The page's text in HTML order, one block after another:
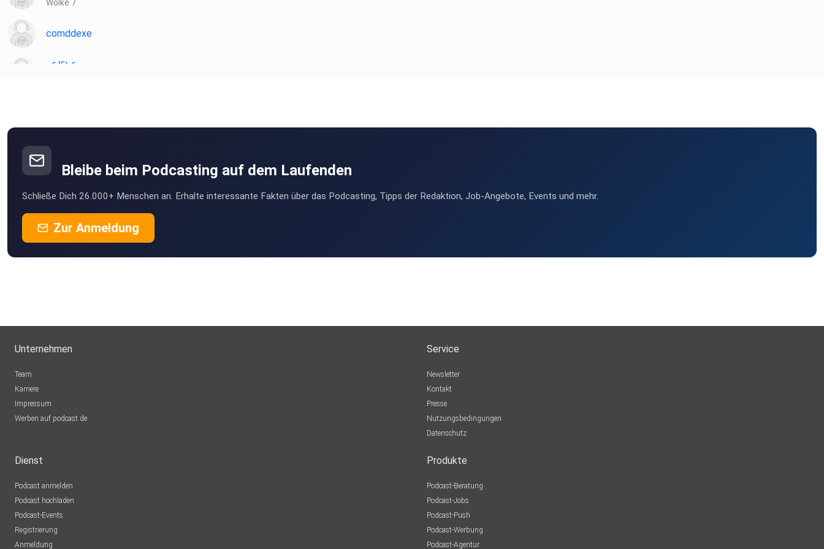
Wolke 7
comddexe
e6ffib6a
Liki
m1u8ofbn
Moers
Hank26
Martfeld
Bleibe beim Podcasting auf dem Laufenden
Schließe Dich 26.000+ Menschen an. Erhalte interessante Fakten über das Podcasting, Tipps der Redaktion, Job-Angebote, Events und mehr.
Zur Anmeldung
Unternehmen
Team
Karriere
Impressum
Werben auf podcast.de
Service
Newsletter
Kontakt
Presse
Nutzungsbedingungen
Datenschutz
Dienst
Podcast anmelden
Podcast hochladen
Podcast-Events
Registrierung
Anmeldung
Produkte
Podcast-Beratung
Podcast-Jobs
Podcast-Push
Podcast-Werbung
Podcast-Agentur